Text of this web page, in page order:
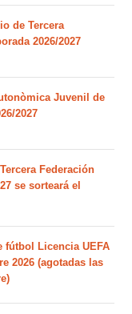
de Tercera
2026/2027
Juvenil de
2027
Federación
se sorteará el
fútbol Licencia UEFA
2026 (agotadas las